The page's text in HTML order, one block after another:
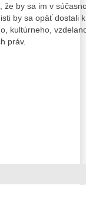
by sa im v
by sa opäť dostali
kultúrneho,
práv.